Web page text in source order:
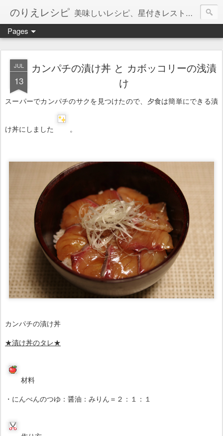
のりえレシピ 美味しいレシピ、星付きレストラン、絶品お取り寄せを紹介しています。
Pages
JUL
13
カンパチの漬け丼 と カボッコリーの浅漬
け
スーパーでカンパチのサクを見つけたので、夕食は簡単にできる漬
け丼にしました 。
カンパチの漬け丼
★漬け丼のタレ★
材料
・にんべんのつゆ：醤油：みりん＝２：１：１